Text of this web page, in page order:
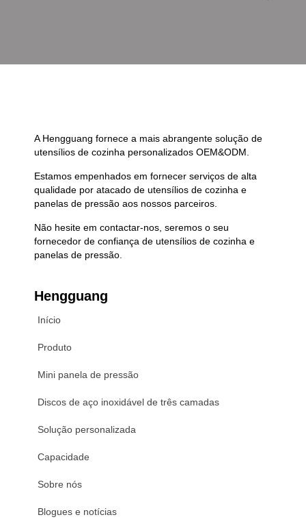
A Hengguang fornece a mais abrangente solução de
utensílios de cozinha personalizados OEM&ODM.
Estamos empenhados em fornecer serviços de alta
qualidade por atacado de utensílios de cozinha e
panelas de pressão aos nossos parceiros.
Não hesite em contactar-nos, seremos o seu
fornecedor de confiança de utensílios de cozinha e
panelas de pressão.
Hengguang
Início
Produto
Mini panela de pressão
Discos de aço inoxidável de três camadas
Solução personalizada
Capacidade
Sobre nós
Blogues e notícias